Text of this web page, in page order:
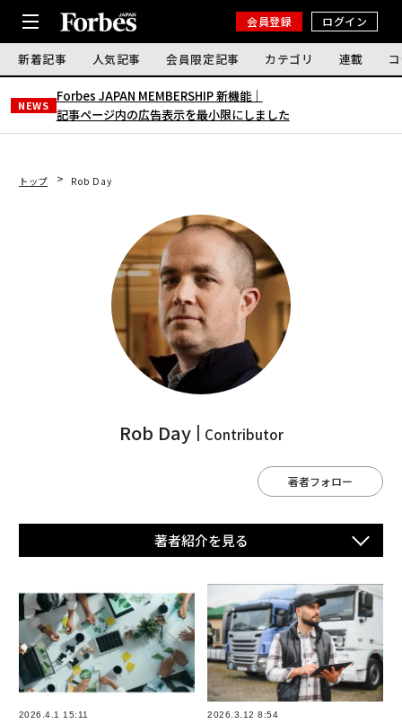
会員登録 ログイン
新着記事 人気記事 会員限定記事 カテゴリ 連載
NEWS
Forbes JAPAN MEMBERSHIP 新機能｜
記事ページ内の広告表示を最小限にしました
トップ Rob Day
Rob Day Contributor
著者フォロー
著者紹介を⾒る
2026.4.1 15:11 2026.3.12 8:54